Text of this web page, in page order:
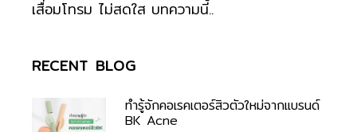
เสื่อมโทรม ไม่สดใส บทความนี้..
RECENT BLOG
ทำรู้จักคอเรคเตอร์สิวตัวใหม่จากแบรนด์
BK Acne